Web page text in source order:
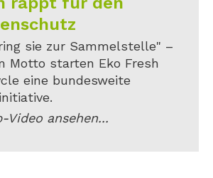
sie zur Sammelstelle" –
Motto starten Eko Fresh
eine bundesweite
Video ansehen...